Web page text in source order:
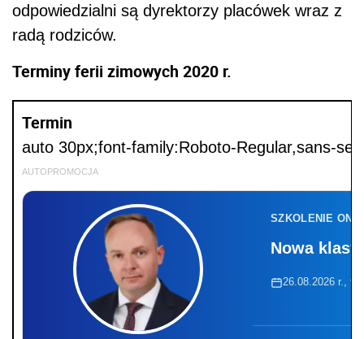
odpowiedzialni są dyrektorzy placówek wraz z
radą rodziców.
Terminy ferii zimowych 2020 r.
Termin
auto 30px;font-family:Roboto-Regular,sans-
AUTOPROMOCJA
SZKOLENIE
Nowa
26.08.2026 r.,